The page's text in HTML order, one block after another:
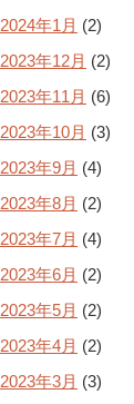
2024年1月 (2)
2023年12月 (2)
2023年11月 (6)
2023年10月 (3)
2023年9月 (4)
2023年8月 (2)
2023年7月 (4)
2023年6月 (2)
2023年5月 (2)
2023年4月 (2)
2023年3月 (3)